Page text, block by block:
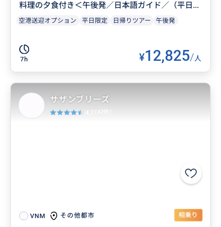
料理の夕食付き＜午後発／日本語ガイド／（平日...
空港送迎オプション 平日限定 日帰りツアー 午後発
7h ¥12,825/人
VNM その他都市 相乗り
サザンブリーズ
4.7